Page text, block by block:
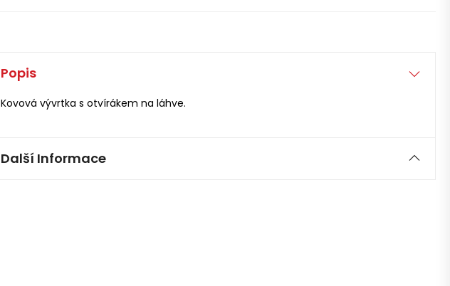
Popis
Kovová vývrtka s otvírákem na láhve.
Další Informace